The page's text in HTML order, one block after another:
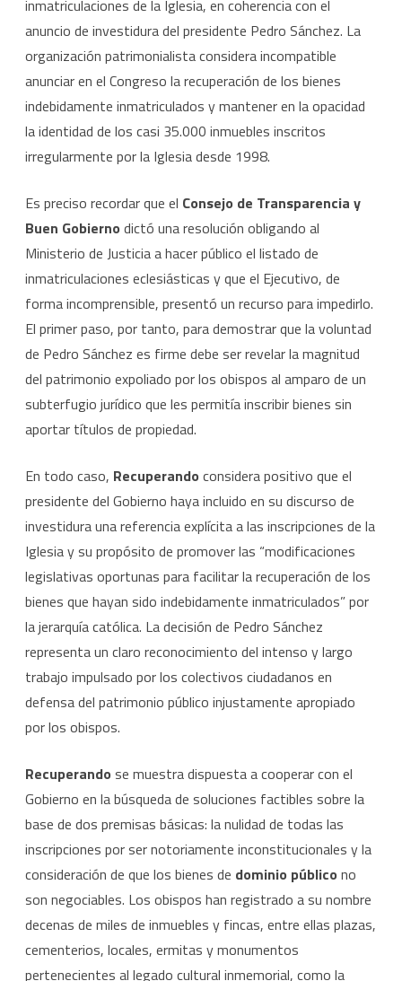
inmatriculaciones de la Iglesia, en coherencia con el
anuncio de investidura del presidente Pedro Sánchez. La
organización patrimonialista considera incompatible
anunciar en el Congreso la recuperación de los bienes
indebidamente inmatriculados y mantener en la opacidad
la identidad de los casi 35.000 inmuebles inscritos
irregularmente por la Iglesia desde 1998.
Es preciso recordar que el Consejo de Transparencia y
Buen Gobierno dictó una resolución obligando al
Ministerio de Justicia a hacer público el listado de
inmatriculaciones eclesiásticas y que el Ejecutivo, de
forma incomprensible, presentó un recurso para impedirlo.
El primer paso, por tanto, para demostrar que la voluntad
de Pedro Sánchez es firme debe ser revelar la magnitud
del patrimonio expoliado por los obispos al amparo de un
subterfugio jurídico que les permitía inscribir bienes sin
aportar títulos de propiedad.
En todo caso, Recuperando considera positivo que el
presidente del Gobierno haya incluido en su discurso de
investidura una referencia explícita a las inscripciones de la
Iglesia y su propósito de promover las “modificaciones
legislativas oportunas para facilitar la recuperación de los
bienes que hayan sido indebidamente inmatriculados” por
la jerarquía católica. La decisión de Pedro Sánchez
representa un claro reconocimiento del intenso y largo
trabajo impulsado por los colectivos ciudadanos en
defensa del patrimonio público injustamente apropiado
por los obispos.
Recuperando se muestra dispuesta a cooperar con el
Gobierno en la búsqueda de soluciones factibles sobre la
base de dos premisas básicas: la nulidad de todas las
inscripciones por ser notoriamente inconstitucionales y la
consideración de que los bienes de dominio público no
son negociables. Los obispos han registrado a su nombre
decenas de miles de inmuebles y fincas, entre ellas plazas,
cementerios, locales, ermitas y monumentos
pertenecientes al legado cultural inmemorial, como la